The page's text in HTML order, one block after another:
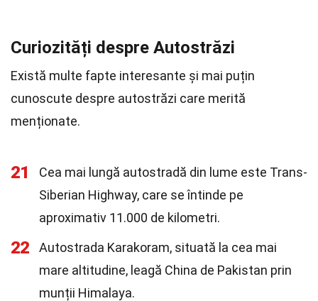
Curiozități despre Autostrăzi
Există multe fapte interesante și mai puțin
cunoscute despre autostrăzi care merită
menționate.
21
Cea mai lungă autostradă din lume este Trans-
Siberian Highway, care se întinde pe
aproximativ 11.000 de kilometri.
22
Autostrada Karakoram, situată la cea mai
mare altitudine, leagă China de Pakistan prin
munții Himalaya.